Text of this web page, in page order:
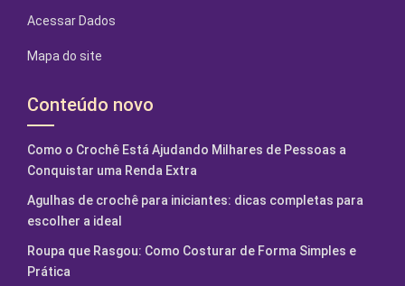
Acessar Dados
Mapa do site
Conteúdo novo
Como o Crochê Está Ajudando Milhares de Pessoas a
Conquistar uma Renda Extra
Agulhas de crochê para iniciantes: dicas completas para
escolher a ideal
Roupa que Rasgou: Como Costurar de Forma Simples e
Prática